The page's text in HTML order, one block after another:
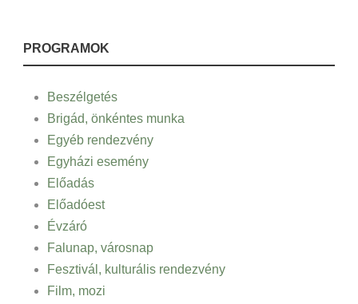
PROGRAMOK
Beszélgetés
Brigád, önkéntes munka
Egyéb rendezvény
Egyházi esemény
Előadás
Előadóest
Évzáró
Falunap, városnap
Fesztivál, kulturális rendezvény
Film, mozi